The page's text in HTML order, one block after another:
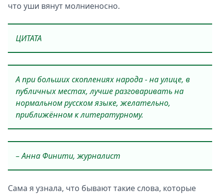
что уши вянут молниеносно.
ЦИТАТА
А при больших скоплениях народа - на улице, в
публичных местах, лучше разговаривать на
нормальном русском языке, желательно,
приближённом к литературному.
– Анна Финити, журналист
Сама я узнала, что бывают такие слова, которые